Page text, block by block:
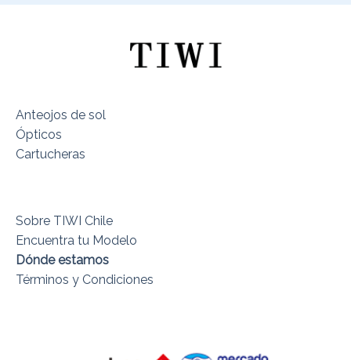
Anteojos de sol
Ópticos
Cartucheras
Sobre TIWI Chile
Encuentra tu Modelo
Dónde estamos
Términos y Condiciones